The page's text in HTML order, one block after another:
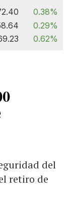
0.38%
0.29%
0.62%
del
retiro de